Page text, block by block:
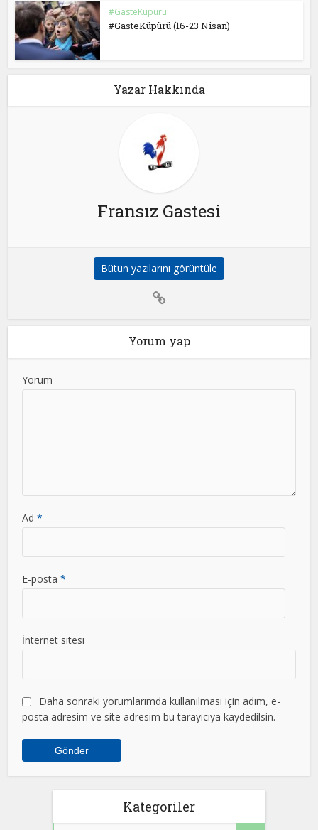
#GasteKüpürü
#GasteKüpürü (16-23 Nisan)
Yazar Hakkında
Fransız Gastesi
Bütün yazılarını görüntüle
Yorum yap
Yorum
Ad*
E-posta*
İnternet sitesi
Daha sonraki yorumlarımda kullanılması için adım, e-
posta adresim ve site adresim bu tarayıcıya kaydedilsin.
Kategoriler